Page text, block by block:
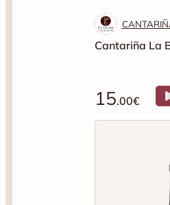
Cantariña La
15.00€